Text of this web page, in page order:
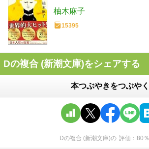
柚木麻子
15395
Dの複合 (新潮文庫)をシェアする
本つぶやきをつぶやく
Dの複合 (新潮文庫)の 評価 80 ％